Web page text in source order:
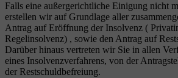
Falls eine außergerichtliche Einigung nicht
erstellen wir auf Grundlage aller
Antrag auf Eröffnung der Insolvenz (
Regelinsolvenz) , sowie den Antrag auf
Darüber hinaus vertreten wir Sie in allen
eines Insolvenzverfahrens, von der
der Restschuldbefreiung.